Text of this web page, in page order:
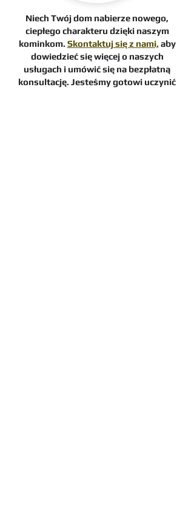
Niech Twój dom nabierze nowego,
ciepłego charakteru dzięki naszym
kominkom. Skontaktuj się z nami, aby
dowiedzieć się więcej o naszych
usługach i umówić się na bezpłatną
konsultację. Jesteśmy gotowi uczynić